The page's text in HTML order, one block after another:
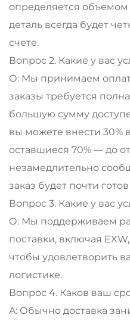
определяется объемом
деталь всегда будет
счете.
Вопрос 2. Какие у вас
О: Мы принимаем
заказы требуется
большую сумму
вы можете внести 30%
оставшиеся 70% — до
незамедлительно
заказ будет почти
Вопрос 3. Какие у вас
О: Мы поддерживаем
поставки, включая
чтобы удовлетворить
логистике.
Вопрос 4. Каков ваш
A: Обычно доставка